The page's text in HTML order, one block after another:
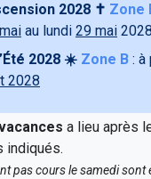
2028 ✝️ Zone
au lundi 29 mai 2028
2028 ☀️ Zone B : à
2028
a lieu après
indiqués.
pas cours le samedi sont